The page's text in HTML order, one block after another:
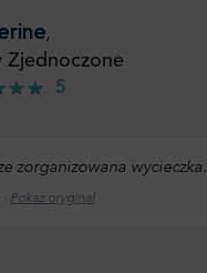
,
Zjednoczone
5
zorganizowana wycieczka.
Pokaż oryginał